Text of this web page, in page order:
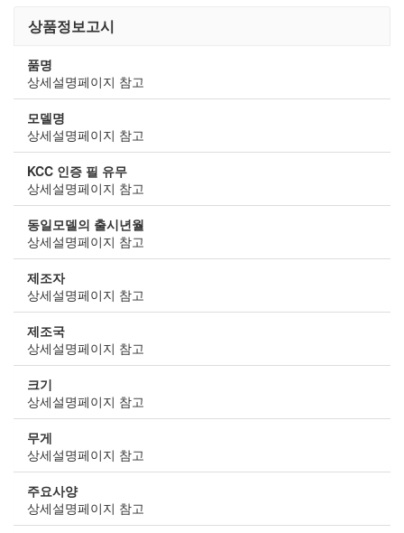
상품정보고시
품명
상세설명페이지 참고
모델명
상세설명페이지 참고
KCC 인증 필 유무
상세설명페이지 참고
동일모델의 출시년월
상세설명페이지 참고
제조자
상세설명페이지 참고
제조국
상세설명페이지 참고
크기
상세설명페이지 참고
무게
상세설명페이지 참고
주요사양
상세설명페이지 참고